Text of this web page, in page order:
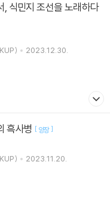
, 식민지 조선을 노래하다
2023.12.30.
흑사병 [ 양장]
2023.11.20.